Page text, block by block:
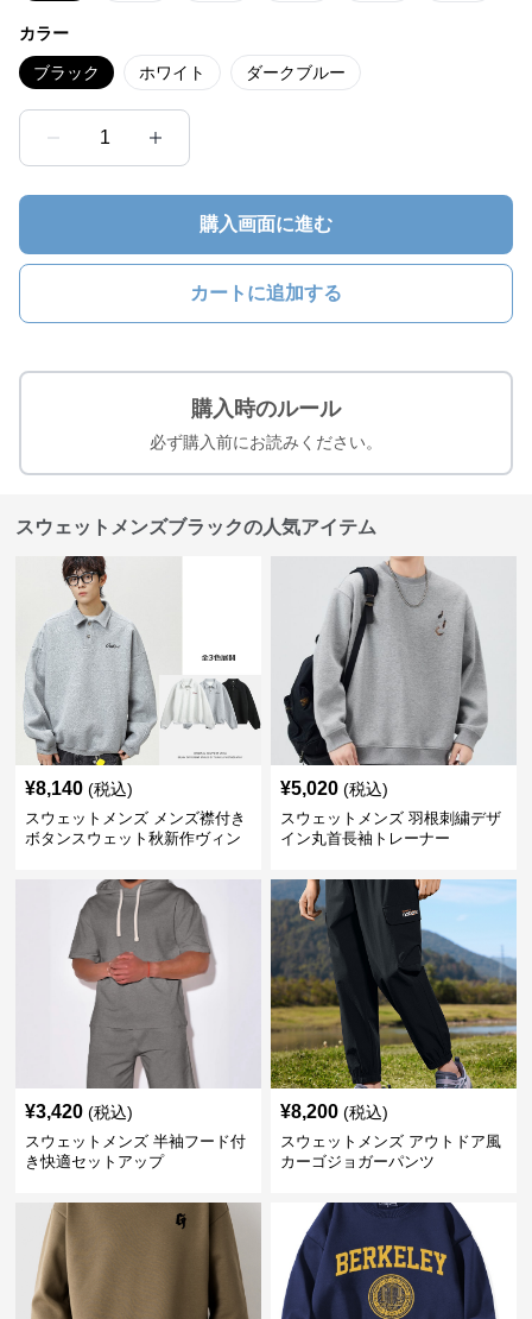
カラー
ブラック ホワイト ダークブルー
1
購入画面に進む
カートに追加する
購入時のルール
必ず購入前にお読みください。
スウェットメンズブラックの人気アイテム
¥8,140 (税込)
スウェットメンズ メンズ襟付き
ボタンスウェット秋新作ヴィン
¥5,020 (税込)
スウェットメンズ 羽根刺繍デザ
イン丸首長袖トレーナー
¥3,420 (税込)
スウェットメンズ 半袖フード付
き快適セットアップ
¥8,200 (税込)
スウェットメンズ アウトドア風
カーゴジョガーパンツ